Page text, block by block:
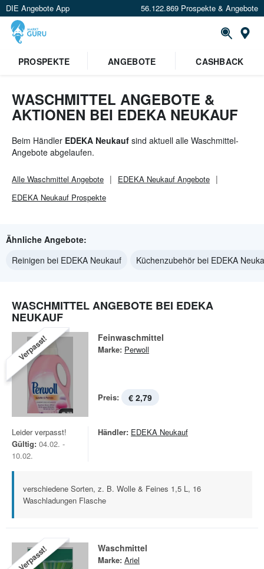
DIE Angebote App 56.122.869 Prospekte & Angebote
Standort festlegen
PROSPEKTE ANGEBOTE CASHBACK
WASCHMITTEL ANGEBOTE &
AKTIONEN BEI EDEKA NEUKAUF
Beim Händler EDEKA Neukauf sind aktuell alle Waschmittel-
Angebote abgelaufen.
Alle Waschmittel Angebote EDEKA Neukauf Angebote
EDEKA Neukauf Prospekte
Ähnliche Angebote:
Reinigen bei EDEKA Neukauf
Küchenzubehör bei EDEKA
WASCHMITTEL ANGEBOTE BEI EDEKA
NEUKAUF
Verpasst! Feinwaschmittel
Marke: Perwoll
Preis: € 2,79
Leider verpasst!
Gültig: 04.02. -
10.02.
Händler: EDEKA Neukauf
verschiedene Sorten, z. B. Wolle & Feines 1,5 L, 16
Waschladungen Flasche
Verpasst! Waschmittel
Marke: Ariel